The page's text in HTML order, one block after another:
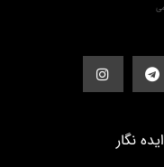
‌ایده نگار